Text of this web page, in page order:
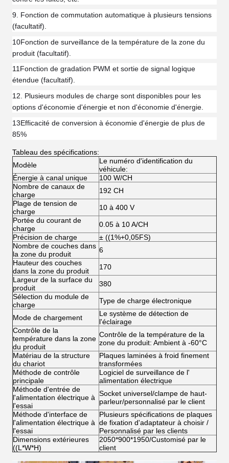
9. Fonction de commutation automatique à plusieurs tensions
(facultatif).
10Fonction de surveillance de la température de la zone du
produit (facultatif).
11Fonction de gradation PWM et sortie de signal logique
étendue (facultatif).
12. Plusieurs modules de charge sont disponibles pour les
options d'économie d'énergie et non d'économie d'énergie.
13Efficacité de conversion à économie d'énergie de plus de
85%
Tableau des spécifications:
Modèle
Le numéro d'identification du
véhicule:
Énergie à canal unique
100 W/CH
Nombre de canaux de
charge
192 CH
Plage de tension de
charge
10 à 400 V
Portée du courant de
charge
0.05 à 10 A/CH
Précision de charge
± ((1%+0,05FS)
Nombre de couches dans
la zone du produit
6
Hauteur des couches
dans la zone du produit
170
Largeur de la surface du
produit
380
Sélection du module de
charge
Type de charge électronique
Mode de chargement
Le système de détection de
l'éclairage
Contrôle de la
température dans la zone
du produit
Contrôle de la température de la
zone du produit: Ambient à -60°C
Matériau de la structure
du chariot
Plaques laminées à froid finement
transformées
Méthode de contrôle
principale
Logiciel de surveillance de l'
alimentation électrique
Méthode d'entrée de
l'alimentation électrique à
l'essai
Socket universel/clampe de haut-
parleur/personnalisé par le client
Méthode d'interface de
l'alimentation électrique à
l'essai
Plusieurs spécifications de plaques
de fixation d'adaptateur à choisir /
Personnalisé par les clients
Dimensions extérieures
((L*W*H)
2050*900*1950/Customisé par le
client